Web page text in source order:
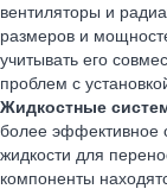
вентиляторы и
размеров и
учитывать его
проблем с
Жидкостные
более эффективное
жидкости для
компоненты